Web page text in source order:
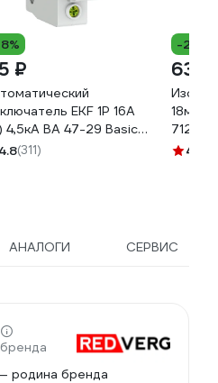
₽
EKF 1P 16А
4,5кА ВА 47-29 Basic
1-16C
4.8(311)
-26%
63 ₽
18мм х
71242
4.5
АНАЛОГИ СЕРВИС
родина бренда